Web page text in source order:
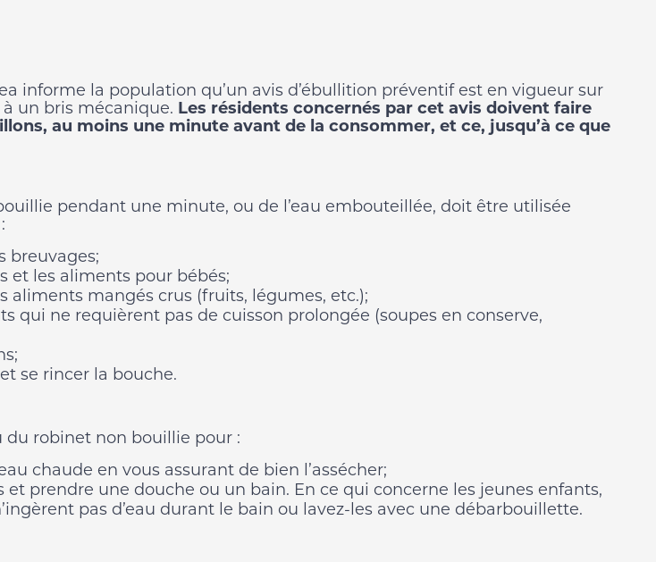
informe la population qu’un avis d’ébullition préventif est en vigueur sur
un bris mécanique. Les résidents concernés par cet avis doivent faire
au moins une minute avant de la consommer, et ce, jusqu’à ce que
pendant une minute, ou de l’eau embouteillée, doit être utilisée
breuvages;
et les aliments pour bébés;
aliments mangés crus (fruits, légumes, etc.);
qui ne requièrent pas de cuisson prolongée (soupes en conserve,
se rincer la bouche.
du robinet non bouillie pour :
chaude en vous assurant de bien l’assécher;
et prendre une douche ou un bain. En ce qui concerne les jeunes enfants,
pas d’eau durant le bain ou lavez-les avec une débarbouillette.